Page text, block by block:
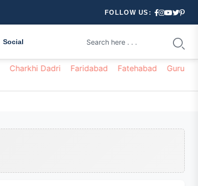
FOLLOW US:
Social
Charkhi Dadri Faridabad Fatehabad